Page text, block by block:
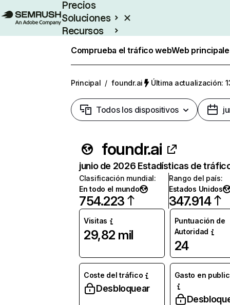
Precios
Soluciones
Recursos
Comprueba el tráfico webWeb
Principal / foundr.ai Última actualización:
Todos los dispositivos
foundr.ai
junio de 2026 Estadísticas de
Clasificación mundial:
En todo el mundo
754.223
Rango del país:
Estados Unidos
347.914
Visitas
29,82 mil
Puntuación de
Autoridad
24
Coste del tráfico
Desbloquear
Gasto en